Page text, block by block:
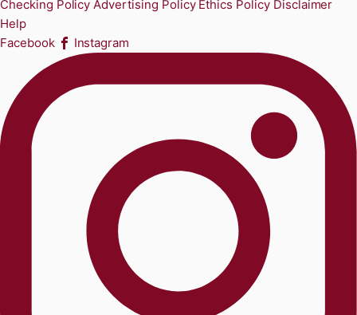
Checking Policy Advertising Policy Ethics Policy Disclaimer
Help
Facebook
Instagram